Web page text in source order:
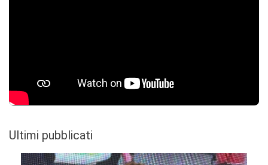
Ultimi pubblicati